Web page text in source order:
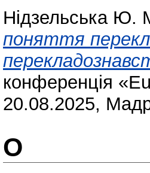
Нідзельська Ю.
поняття
конференція
20.08.2025,
О